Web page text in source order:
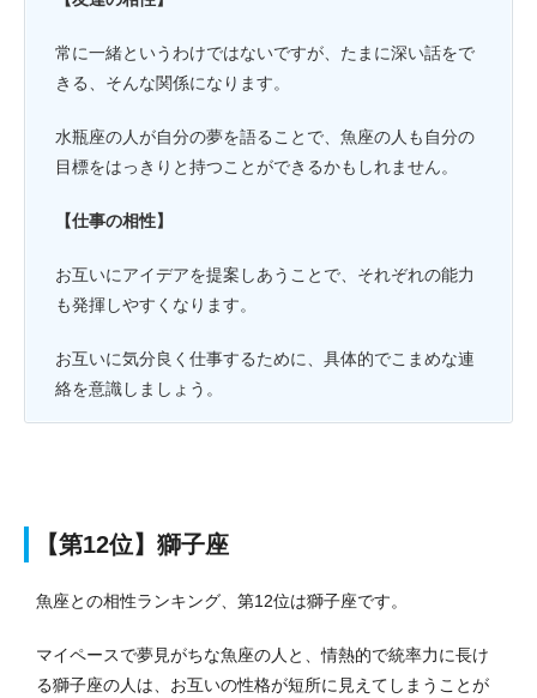
常に一緒というわけではないですが、たまに深い話をで
きる、そんな関係になります。
水瓶座の人が自分の夢を語ることで、魚座の人も自分の
目標をはっきりと持つことができるかもしれません。
【仕事の相性】
お互いにアイデアを提案しあうことで、それぞれの能力
も発揮しやすくなります。
お互いに気分良く仕事するために、具体的でこまめな連
絡を意識しましょう。
【第12位】獅子座
魚座との相性ランキング、第12位は獅子座です。
マイペースで夢見がちな魚座の人と、情熱的で統率力に長け
る獅子座の人は、お互いの性格が短所に見えてしまうことが